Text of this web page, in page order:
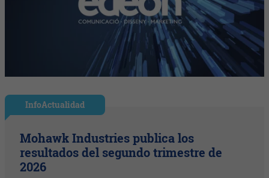
InfoActualidad
Mohawk Industries publica los
resultados del segundo trimestre de
2026